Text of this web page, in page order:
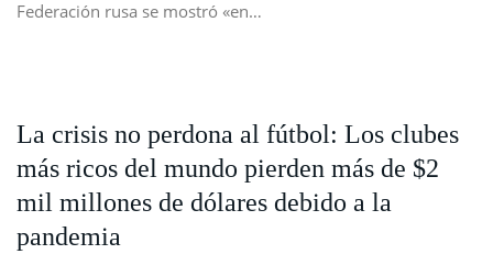
Federación rusa se mostró «en…
La crisis no perdona al fútbol: Los clubes
más ricos del mundo pierden más de $2
mil millones de dólares debido a la
pandemia